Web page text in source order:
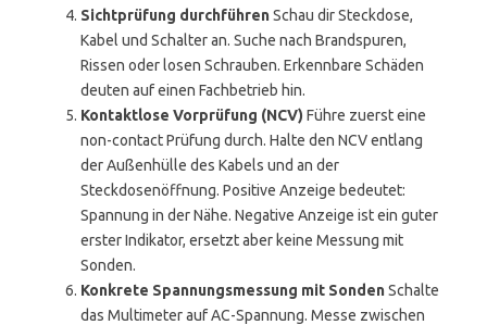
Sichtprüfung durchführenSchau dir Steckdose,
Kabel und Schalter an. Suche nach Brandspuren,
Rissen oder losen Schrauben. Erkennbare Schäden
deuten auf einen Fachbetrieb hin.
Kontaktlose Vorprüfung (NCV) Führe zuerst eine
non-contact Prüfung durch. Halte den NCV entlang
der Außenhülle des Kabels und an der
Steckdosenöffnung. Positive Anzeige bedeutet:
Spannung in der Nähe. Negative Anzeige ist ein guter
erster Indikator, ersetzt aber keine Messung mit
Sonden.
Konkrete Spannungsmessung mit SondenSchalte
das Multimeter auf AC-Spannung. Messe zwischen